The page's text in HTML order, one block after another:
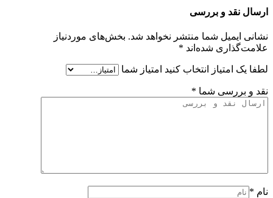
ارسال نقد و بررسی
نشانی ایمیل شما منتشر نخواهد شد. بخش‌های موردنیاز
علامت‌گذاری شده‌اند *
لطفا یک امتیاز انتخاب کنید امتیاز شما
نقد و بررسی شما *
نام *